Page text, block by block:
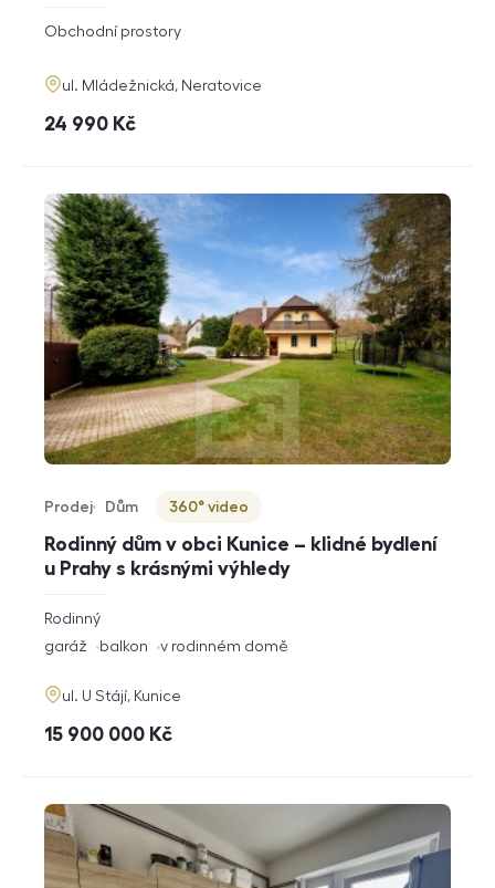
rozměry
dispozice
Obchodní prostory
adresa
ul. Mládežnická, Neratovice
cena
24 990 Kč
Rodinný dům v obci Kunice – klidné bydlení
u Prahy s krásnými výhledy
Typ nabídky
Prodej
Typ nemovitosti
Dům
Virtuální prohlídka
360° video
rozměry
dispozice
Rodinný
funkce
garáž balkon v rodinném domě
adresa
ul. U Stájí, Kunice
cena
15 900 000 Kč